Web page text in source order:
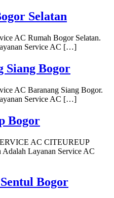
Selatan
AC Rumah Bogor Selatan.
Service AC […]
Siang Bogor
AC Baranang Siang Bogor.
Service AC […]
Bogor
AC CITEUREUP
Layanan Service AC
Bogor